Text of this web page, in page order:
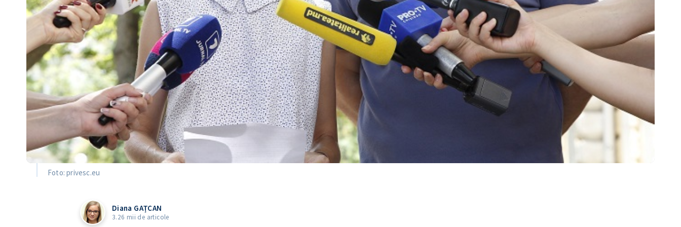
Foto: privesc.eu
Diana GAȚCAN
3.26 mii de articole